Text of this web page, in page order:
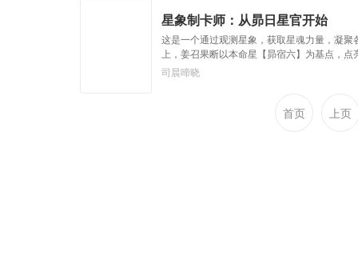
星象制卡师：从昴日星官开始
这是一个通过观测星象，获取星魂力量，凝
上，姜召果断以本命星【昴宿六】为基点，
本命星，于是第二张本命卡【天蝎座】诞生了
司晨啼晓
首页 上页